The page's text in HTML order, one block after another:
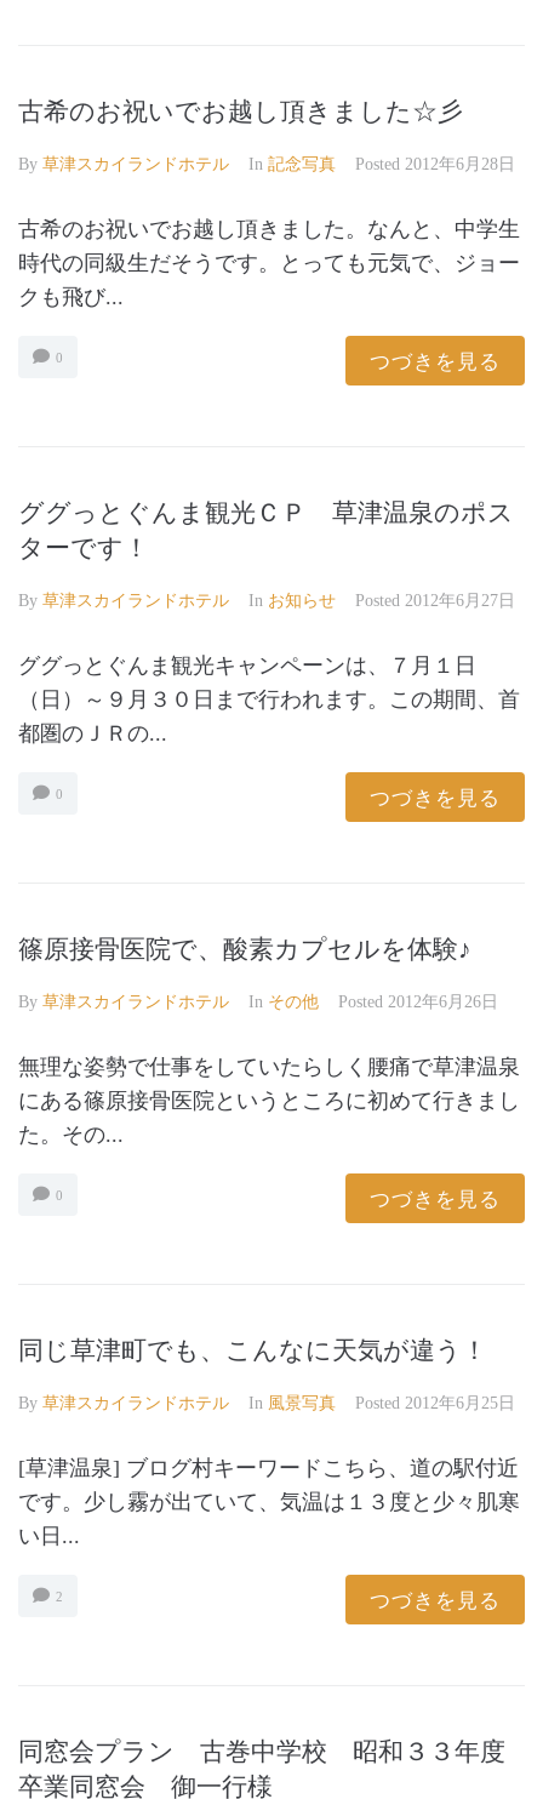
古希のお祝いでお越し頂きました☆彡
By 草津スカイランドホテル In 記念写真 Posted 2012年6月28日
古希のお祝いでお越し頂きました。なんと、中学生
時代の同級生だそうです。とっても元気で、ジョー
クも飛び...
0 つづきを見る
ググっとぐんま観光ＣＰ 草津温泉のポス
ターです！
By 草津スカイランドホテル In お知らせ Posted 2012年6月27日
ググっとぐんま観光キャンペーンは、７月１日
（日）～９月３０日まで行われます。この期間、首
都圏のＪＲの...
0 つづきを見る
篠原接骨医院で、酸素カプセルを体験♪
By 草津スカイランドホテル In その他 Posted 2012年6月26日
無理な姿勢で仕事をしていたらしく腰痛で草津温泉
にある篠原接骨医院というところに初めて行きまし
た。その...
0 つづきを見る
同じ草津町でも、こんなに天気が違う！
By 草津スカイランドホテル In 風景写真 Posted 2012年6月25日
[草津温泉] ブログ村キーワードこちら、道の駅付近
です。少し霧が出ていて、気温は１３度と少々肌寒
い日...
2 つづきを見る
同窓会プラン 古巻中学校 昭和３３年度
卒業同窓会 御一行様